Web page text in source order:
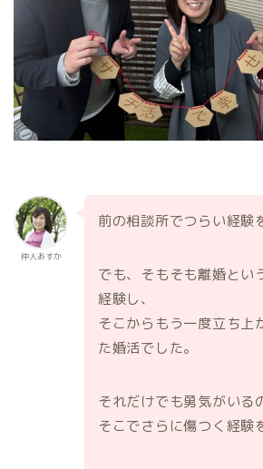
仲人あすか
前の相談所でつらい経験
でも、そもそも離婚とい
経験し、
そこからもう一度立ち上
た婚活でした。
それだけでも勇気がいる
そこでさらに傷つく経験